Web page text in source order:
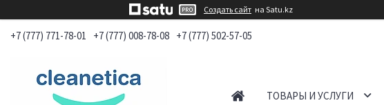
Создать сайт на Satu.kz
+7 (777) 771-78-01 +7 (777) 008-78-08 +7 (777) 502-57-05
ТОВАРЫ И УСЛУГИ